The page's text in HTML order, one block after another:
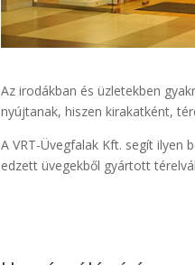
Az irodákban és üzletekben
nyújtanak, hiszen kirakatként,
A VRT-Üvegfalak Kft. segít ilyen
edzett üvegekből gyártott